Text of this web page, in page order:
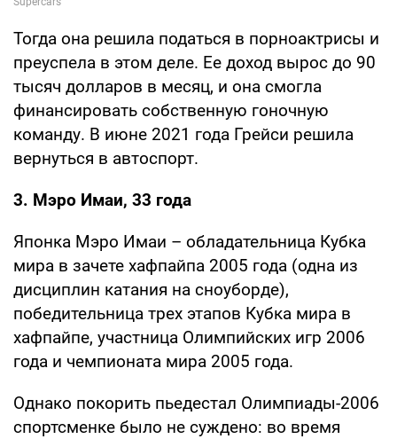
Тогда она решила податься в порноактрисы и
преуспела в этом деле. Ее доход вырос до 90
тысяч долларов в месяц, и она смогла
финансировать собственную гоночную
команду. В июне 2021 года Грейси решила
вернуться в автоспорт.
3. Мэро Имаи, 33 года
Японка Мэро Имаи – обладательница Кубка
мира в зачете хафпайпа 2005 года (одна из
дисциплин катания на сноуборде),
победительница трех этапов Кубка мира в
хафпайпе, участница Олимпийских игр 2006
года и чемпионата мира 2005 года.
Однако покорить пьедестал Олимпиады-2006
спортсменке было не суждено: во время